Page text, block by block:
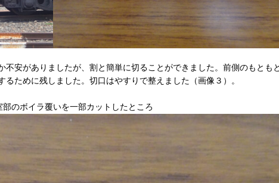
不安がありましたが、割と簡単に切ることができました。前側のもとも
ために残しました。切口はやすりで整えました（画像３）。
のボイラ覆いを一部カットしたところ